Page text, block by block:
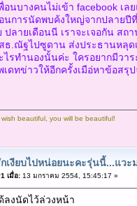
อนบางคนไม่เข้า facebook เล
อนการนัดพบค้งใหญ่จากปลาย
ปลายเดือนนี เราจะเจอกัน สถ
ธ.ณัฐไปซูดาน ส่งประธานหลุ
ไรทำนองนั้นค่ะ ใครอยากมีวา
เดทข่าวให้อีกครั้งเมือ่หาข้อสรุ
beautiful, you will be beautiful!
เงียบไปหน่อยนะคะรุ่นนี้...แวะ
เมื่อ:13 มกราคม 2554, 15:45:17 »
ลงนัดไว้ล่วงหน้า